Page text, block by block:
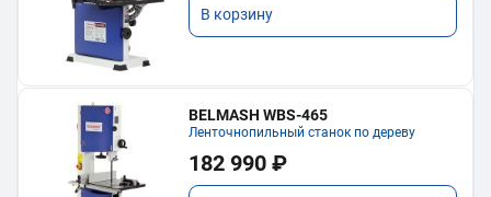
В корзину
BELMASH WBS-465
Ленточнопильный станок по дереву
182 990 ₽